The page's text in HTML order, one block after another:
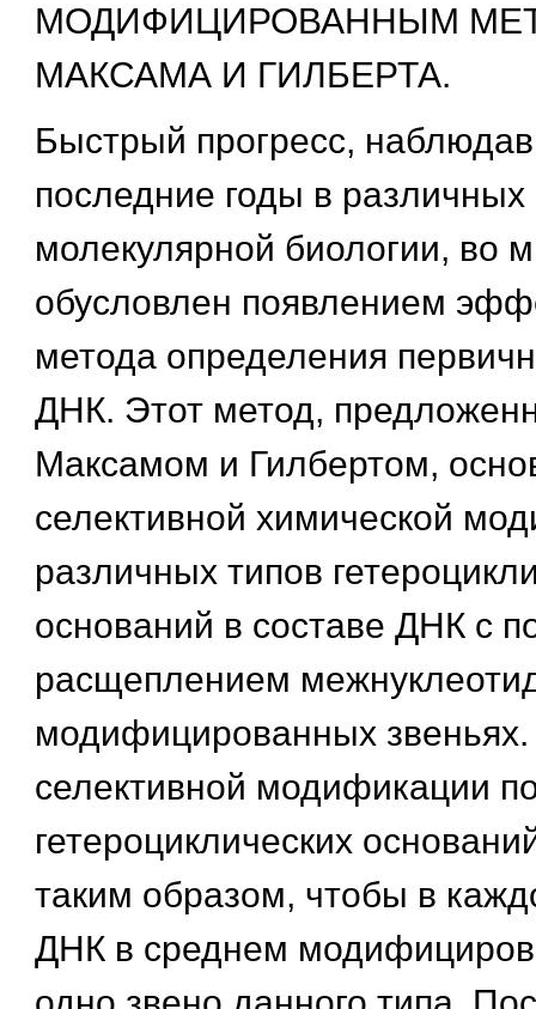
МОДИФИЦИРОВАННЫМ
МАКСАМА И ГИЛБЕРТА.
Быстрый прогресс,
последние годы в различных
молекулярной биологии, во
обусловлен появлением
метода определения
ДНК. Этот метод,
Максамом и Гилбертом,
селективной химической
различных типов
оснований в составе ДНК с
расщеплением
модифицированных звеньях.
селективной модификации
гетероциклических
таким образом, чтобы в
ДНК в среднем